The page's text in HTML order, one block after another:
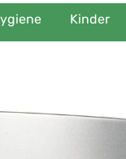
Kinder